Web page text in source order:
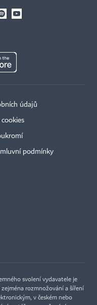
údajů
cookies
podmínky
svolení vydavatele je
rozmnožování a šíření
v českém nebo